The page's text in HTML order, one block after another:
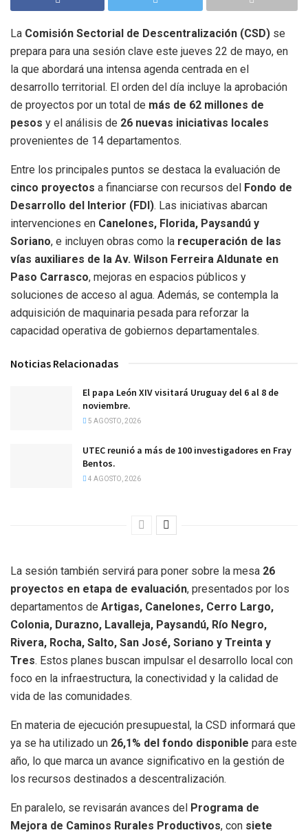
La Comisión Sectorial de Descentralización (CSD) se
prepara para una sesión clave este jueves 22 de mayo, en
la que abordará una intensa agenda centrada en el
desarrollo territorial. El orden del día incluye la aprobación
de proyectos por un total de más de 62 millones de
pesos y el análisis de 26 nuevas iniciativas locales
provenientes de 14 departamentos.
Entre los principales puntos se destaca la evaluación de
cinco proyectos a financiarse con recursos del Fondo de
Desarrollo del Interior (FDI). Las iniciativas abarcan
intervenciones en Canelones, Florida, Paysandú y
Soriano, e incluyen obras como la recuperación de las
vías auxiliares de la Av. Wilson Ferreira Aldunate en
Paso Carrasco, mejoras en espacios públicos y
soluciones de acceso al agua. Además, se contempla la
adquisición de maquinaria pesada para reforzar la
capacidad operativa de gobiernos departamentales.
Noticias Relacionadas
El papa León XIV visitará Uruguay del 6 al 8 de
noviembre.
5 AGOSTO, 2026
UTEC reunió a más de 100 investigadores en Fray
Bentos.
4 AGOSTO, 2026
La sesión también servirá para poner sobre la mesa 26
proyectos en etapa de evaluación, presentados por los
departamentos de Artigas, Canelones, Cerro Largo,
Colonia, Durazno, Lavalleja, Paysandú, Río Negro,
Rivera, Rocha, Salto, San José, Soriano y Treinta y
Tres. Estos planes buscan impulsar el desarrollo local con
foco en la infraestructura, la conectividad y la calidad de
vida de las comunidades.
En materia de ejecución presupuestal, la CSD informará que
ya se ha utilizado un 26,1% del fondo disponible para este
año, lo que marca un avance significativo en la gestión de
los recursos destinados a descentralización.
En paralelo, se revisarán avances del
Programa de
Mejora de Caminos Rurales Productivos, con siete